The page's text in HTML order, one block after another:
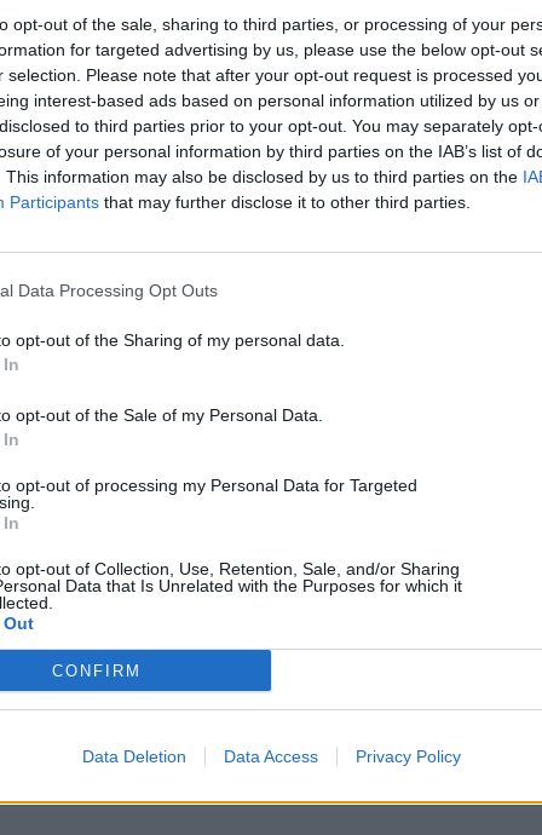
opt-out of the sale, sharing to third parties, or processing of your
for targeted advertising by us, please use the below opt-out
selection. Please note that after your opt-out request is processed
interest-based ads based on personal information utilized by us
to third parties prior to your opt-out. You may separately
of your personal information by third parties on the IAB’s list of
This information may also be disclosed by us to third parties on the
Participants that may further disclose it to other third parties.
Data Processing Opt Outs
opt-out of the Sharing of my personal data.
opt-out of the Sale of my Personal Data.
opt-out of processing my Personal Data for Targeted
opt-out of Collection, Use, Retention, Sale, and/or Sharing
Data that Is Unrelated with the Purposes for which it
CONFIRM
Data Deletion Data Access Privacy Policy